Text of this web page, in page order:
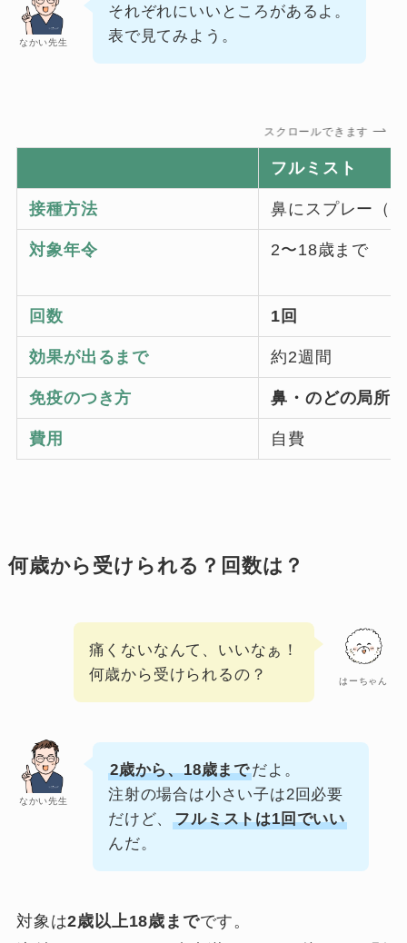
なかい先生
それぞれにいいところがあるよ。
表で見てみよう。
スクロールできます
フルミスト
接種方法 鼻にスプレー（
対象年令 2〜18歳まで
回数 1回
効果が出るまで 約2週間
免疫のつき方 鼻・のどの局所
費用 自費
何歳から受けられる？回数は？
はーちゃん
痛くないなんて、いいなぁ！
何歳から受けられるの？
なかい先生
2歳から、18歳までだよ。
注射の場合は小さい子は2回必要
だけど、フルミストは1回でいい
んだ。
対象は2歳以上18歳までです。